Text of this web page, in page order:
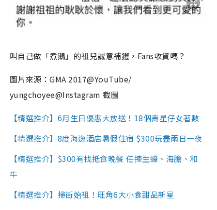
叫自己做「煮鵝」的祖兒誠意補鑊，Fans收貨嗎？
圖片來源：GMA 2017@YouTube/
yungchoyee@Instagram 截圖
【精選推介】 6月生日優惠大放送！18個壽星仔女著數
【精選推介】8度海逸酒店暑假住宿 $300玩盡兩日一夜
【精選推介】$300有找抵食晚餐 任揀生蠔、海膽、和
牛
【精選推介】掃街始祖！旺角6大小食甜品新星